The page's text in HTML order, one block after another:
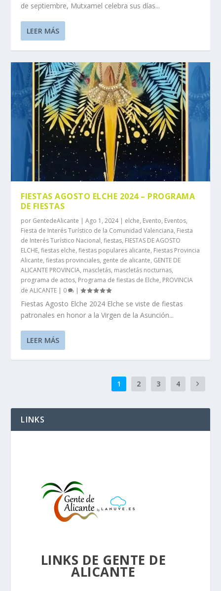
de septiembre, Mutxamel celebra sus días...
LEER MÁS
FIESTAS AGOSTO ELCHE 2024 – PROGRAMA
DE FIESTAS
por GentedeAlicante |Ago 1, 2024| elche, Evento, Eventos,
Fiesta de Interés Turístico de la Comunidad Valenciana, Fiesta
de Interés Turístico Nacional,fiestas, FIESTAS DE AGOSTO
ELCHE,fiestas elche,fiestas populares alicante, Fiestas Provincia
Alicante,fiestas provinciales, gente de alicante, GENTE DE
ALICANTE PROVINCIA, mascletás, mascletás nocturnas,
programa de actos, Programa de fiestas de Elche, PROVINCIA
de ALICANTE | 0 |
Fiestas Agosto Elche 2024 Elche se viste de fiestas
patronales en honor a la Virgen de la Asunción...
LEER MÁS
1 2 3 4
LINKS
LINKS DE GENTE DE
ALICANTE